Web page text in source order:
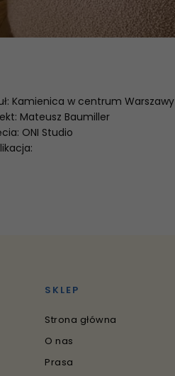
Kamienica w centrum Warszawy
Mateusz Baumiller
ONI Studio
SKLEP
Strona główna
O nas
Prasa